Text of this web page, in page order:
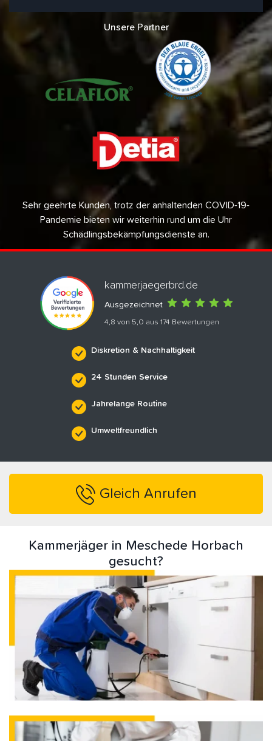
Unsere Partner
Sehr geehrte Kunden, trotz der anhaltenden COVID-19-
Pandemie bieten wir weiterhin rund um die Uhr
Schädlingsbekämpfungsdienste an.
kammerjaegerbrd.de
Ausgezeichnet
4,8 von 5,0 aus 174 Bewertungen
Diskretion & Nachhaltigkeit
24 Stunden Service
Jahrelange Routine
Umweltfreundlich
Gleich Anrufen
Kammerjäger in Meschede Horbach
gesucht?